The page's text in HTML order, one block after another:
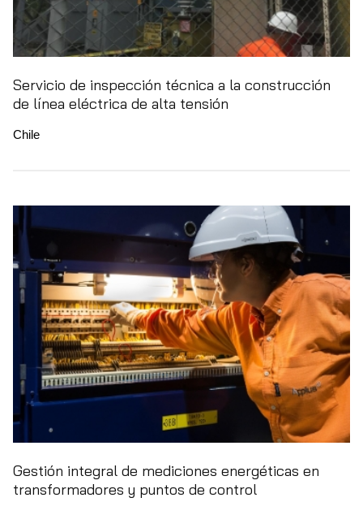
Servicio de inspección técnica a la construcción
de línea eléctrica de alta tensión
Chile
Gestión integral de mediciones energéticas en
transformadores y puntos de control